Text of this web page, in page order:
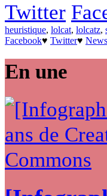
Twitter
heuristique, lolcat, lolcatz,
Facebook♥ Twitter♥
En une